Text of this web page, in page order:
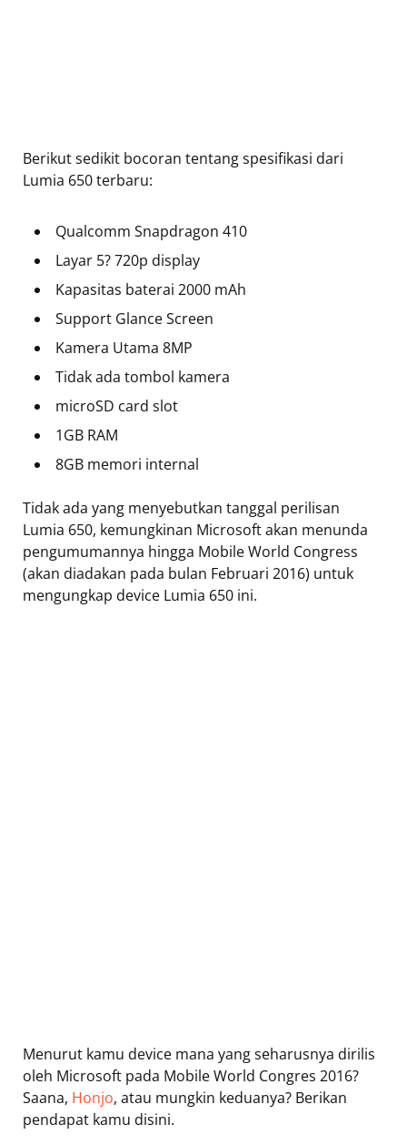
Berikut sedikit bocoran tentang spesifikasi dari
Lumia 650 terbaru:
Qualcomm Snapdragon 410
Layar 5? 720p display
Kapasitas baterai 2000 mAh
Support Glance Screen
Kamera Utama 8MP
Tidak ada tombol kamera
microSD card slot
1GB RAM
8GB memori internal
Tidak ada yang menyebutkan tanggal perilisan
Lumia 650, kemungkinan Microsoft akan menunda
pengumumannya hingga Mobile World Congress
(akan diadakan pada bulan Februari 2016) untuk
mengungkap device Lumia 650 ini.
Menurut kamu device mana yang seharusnya dirilis
oleh Microsoft pada Mobile World Congres 2016?
Saana, Honjo, atau mungkin keduanya? Berikan
pendapat kamu disini.